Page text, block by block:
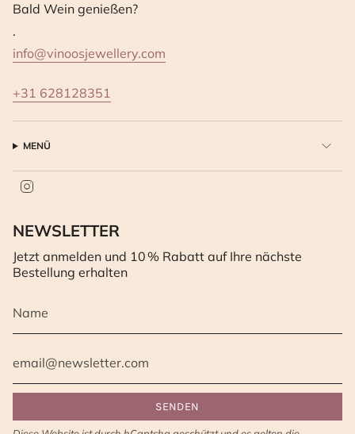
Bald Wein genießen?
.
info@vinoosjewellery.com
+31 628128351
MENÜ
t
a
g
r
NEWSLETTER
Jetzt anmelden und 10 % Rabatt auf Ihre nächste
Bestellung erhalten
SENDEN